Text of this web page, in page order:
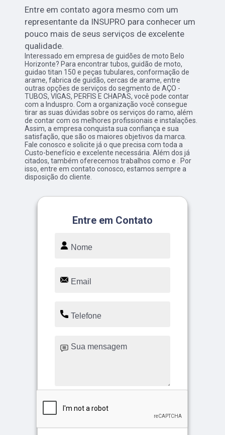
Entre em contato agora mesmo com um
representante da INSUPRO para conhecer um
pouco mais de seus serviços de excelente
qualidade.
Interessado em empresa de guidões de moto Belo
Horizonte? Para encontrar tubos, guidão de moto,
guidao titan 150 e peças tubulares, conformação de
arame, fabrica de guidão, cercas de arame, entre
outras opções de serviços do segmento de AÇO -
TUBOS, VIGAS, PERFIS E CHAPAS, você pode contar
com a Induspro. Com a organização você consegue
tirar as suas dúvidas sobre os serviços do ramo, além
de contar com os melhores profissionais e instalações.
Assim, a empresa conquista sua confiança e sua
satisfação, que são os maiores objetivos da marca.
Fale conosco e solicite já o que precisa com toda a
Custo-benefício e excelente necessária. Além dos já
citados, também oferecemos trabalhos como e . Por
isso, entre em contato conosco, estamos sempre a
disposição do cliente.
Entre em Contato